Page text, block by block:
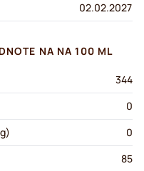
02.02.2027
NA NA 100 ML
344
0
0
85